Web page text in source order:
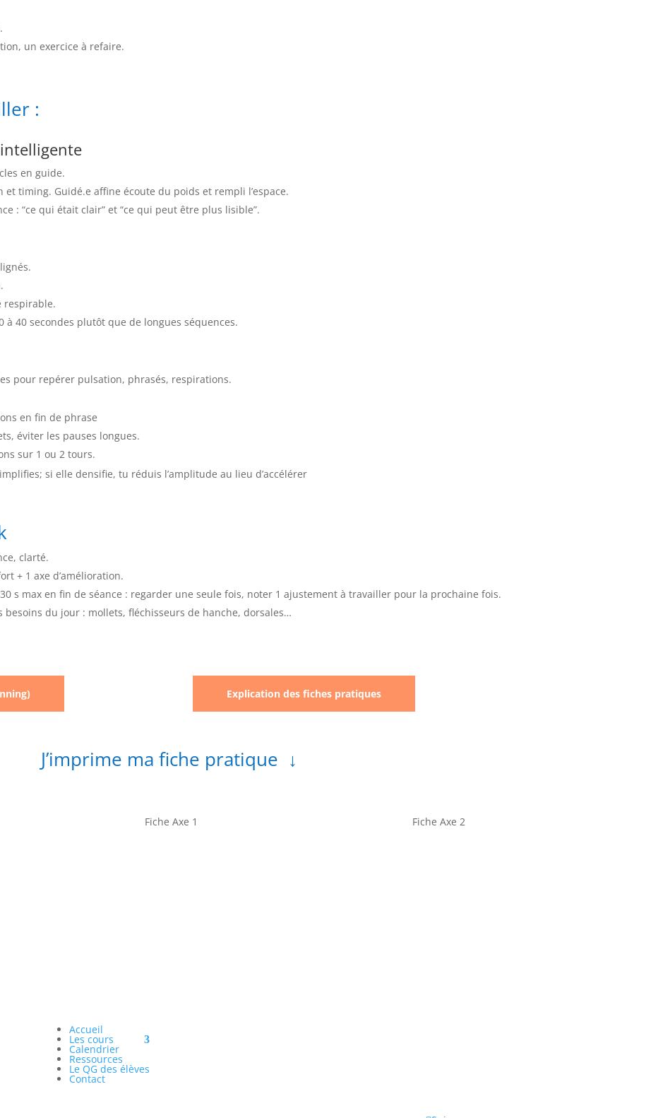
un exercice à refaire.
:
en guide.
timing. Guidé.e affine écoute du poids et rempli l’espace.
: “ce qui était clair” et “ce qui peut être plus lisible”.
respirable.
40 secondes plutôt que de longues séquences.
pour repérer pulsation, phrasés, respirations.
en fin de phrase
éviter les pauses longues.
sur 1 ou 2 tours.
si elle densifie, tu réduis l’amplitude au lieu d’accélérer
clarté.
+ 1 axe d’amélioration.
s max en fin de séance : regarder une seule fois, noter 1 ajustement à travailler pour la prochaine fois.
du jour : mollets, fléchisseurs de hanche, dorsales…
Explication des fiches pratiques
J’imprime ma fiche pratique ↓
Fiche Axe 1 Fiche Axe 2
Accueil
Les cours
Calendrier
Ressources
Le QG des élèves
Contact